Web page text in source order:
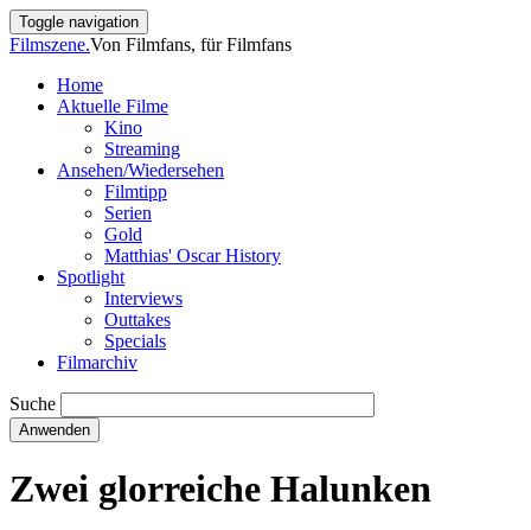
Direkt
zum
Toggle navigation
Filmszene.Von Filmfans, für Filmfans
Main
navigation
Home
Aktuelle Filme
Kino
Streaming
Ansehen/Wiedersehen
Filmtipp
Serien
Gold
Matthias' Oscar History
Spotlight
Interviews
Outtakes
Specials
Filmarchiv
Suche
Zwei glorreiche Halunken